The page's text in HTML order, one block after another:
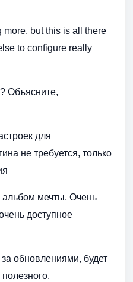
more, but this is all there
to configure really
Объясните,
для
не требуется, только
альбом мечты. Очень
доступное
обновлениями, будет